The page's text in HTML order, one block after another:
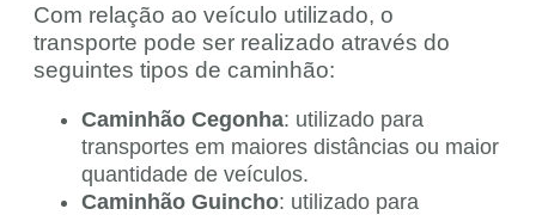
Com relação ao veículo utilizado, o
transporte pode ser realizado através do
seguintes tipos de caminhão:
Caminhão Cegonha: utilizado para
transportes em maiores distâncias ou maior
quantidade de veículos.
Caminhão Guincho: utilizado para